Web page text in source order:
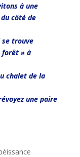
à une
côté de
se trouve
forêt » à
chalet de la
une paire